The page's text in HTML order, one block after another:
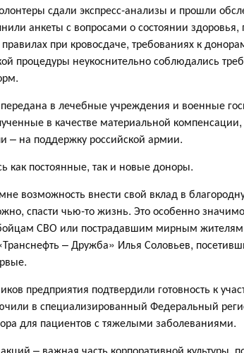
сдали экспресс-анализы и прошли
анкеты с вопросами о состоянии здоровья,
при кровосдаче, требованиях к
процедуры неукоснительно соблюдались
в лечебные учреждения и военные
в качестве материальной
– на поддержку российской армии.
как постоянные, так и новые доноры.
возможность внести свой вклад в
спасти чью-то жизнь. Это особенно
СВО или пострадавшим мирным
– Дружба» Илья Соловьев,
предприятия подтвердили готовность к
в специализированный Федеральный
для пациентов с тяжелыми заболеваниями.
– важная часть корпоративной культуры,